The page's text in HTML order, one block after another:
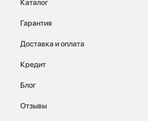
Каталог
Гарантия
Доставка и оплата
Кредит
Блог
Отзывы